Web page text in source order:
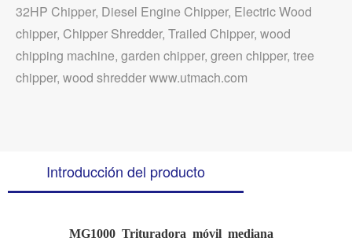
32HP Chipper, Diesel Engine Chipper, Electric Wood
chipper, Chipper Shredder, Trailed Chipper, wood
chipping machine, garden chipper, green chipper, tree
chipper, wood shredder www.utmach.com
Introducción del producto
MG1000 Trituradora móvil mediana